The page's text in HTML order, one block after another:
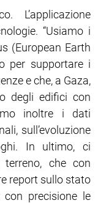
L’applicazione
“Usiamo i
(European Earth
per supportare i
e che, a Gaza,
degli edifici con
inoltre i dati
sull’evoluzione
In ultimo, ci
che con
report sullo stato
precisione le